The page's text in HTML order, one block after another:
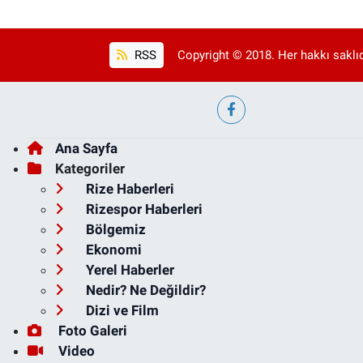
RSS Copyright © 2018. Her hakkı
Ana Sayfa
Kategoriler
Rize Haberleri
Rizespor Haberleri
Bölgemiz
Ekonomi
Yerel Haberler
Nedir? Ne Değildir?
Dizi ve Film
Foto Galeri
Video